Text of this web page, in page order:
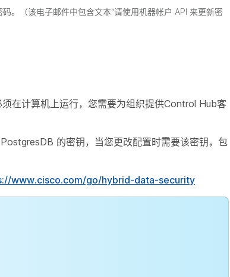
。（该电子邮件中包含文本“请使用机器帐户 API 来更新密
在计算机上运行，您需要为组织提供Control Hub客
的密钥，当您更改配置时需要该密钥，包
www.cisco.com/go/hybrid-data-security